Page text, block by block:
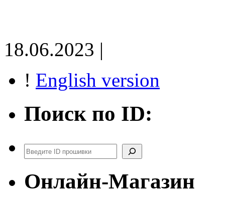
18.06.2023 |
! English version
Поиск по ID:
Поиск
Онлайн-Магазин